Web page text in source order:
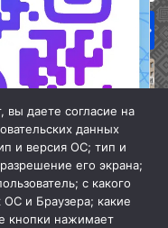
вы даете согласие на
данных
и версия ОС; тип и
его экрана;
с какого
ОС и Браузера; какие
кнопки нажимает